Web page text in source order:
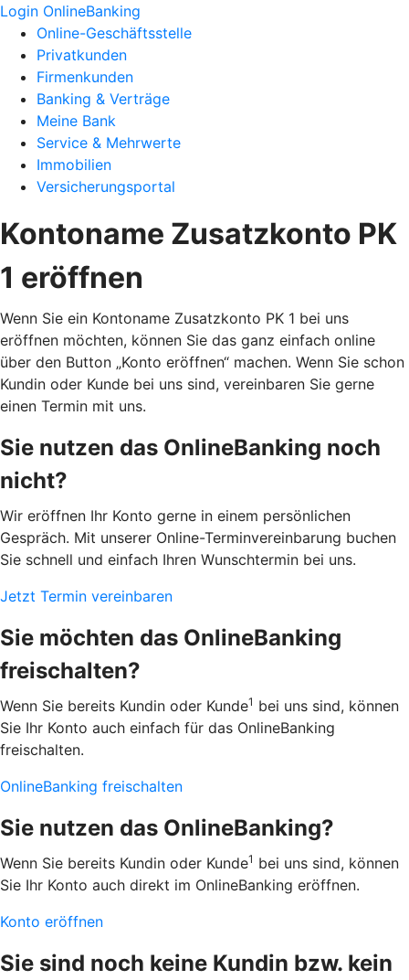
Login OnlineBanking
Online-Geschäftsstelle
Privatkunden
Firmenkunden
Banking & Verträge
Meine Bank
Service & Mehrwerte
Immobilien
Versicherungsportal
Kontoname Zusatzkonto PK
1 eröffnen
Wenn Sie ein Kontoname Zusatzkonto PK 1 bei uns
eröffnen möchten, können Sie das ganz einfach online
über den Button „Konto eröffnen“ machen. Wenn Sie schon
Kundin oder Kunde bei uns sind, vereinbaren Sie gerne
einen Termin mit uns.
Sie nutzen das OnlineBanking noch
nicht?
Wir eröffnen Ihr Konto gerne in einem persönlichen
Gespräch. Mit unserer Online-Terminvereinbarung buchen
Sie schnell und einfach Ihren Wunschtermin bei uns.
Jetzt Termin vereinbaren
Sie möchten das OnlineBanking
freischalten?
Wenn Sie bereits Kundin oder Kunde1 bei uns sind, können
Sie Ihr Konto auch einfach für das OnlineBanking
freischalten.
OnlineBanking freischalten
Sie nutzen das OnlineBanking?
Wenn Sie bereits Kundin oder Kunde1 bei uns sind, können
Sie Ihr Konto auch direkt im OnlineBanking eröffnen.
Konto eröffnen
Sie sind noch keine Kundin bzw. kein